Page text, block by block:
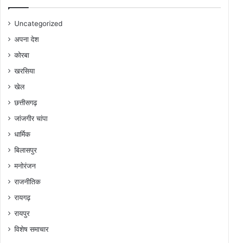
Uncategorized
अपना देश
कोरबा
खरसिया
खेल
छत्तीसगढ़
जांजगीर चांपा
धार्मिक
बिलासपुर
मनोरंजन
राजनीतिक
रायगढ़
रायपुर
विशेष समाचार